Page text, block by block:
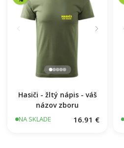
Hasiči - žltý nápis - váš
názov zboru
NA SKLADE 16.91 €